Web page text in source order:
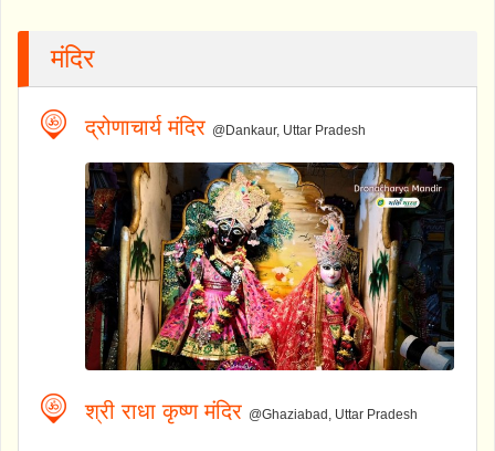
मंदिर
द्रोणाचार्य मंदिर @Dankaur, Uttar Pradesh
श्री राधा कृष्ण मंदिर @Ghaziabad, Uttar Pradesh